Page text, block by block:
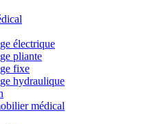
électrique
pliante
fixe
hydraulique
médical